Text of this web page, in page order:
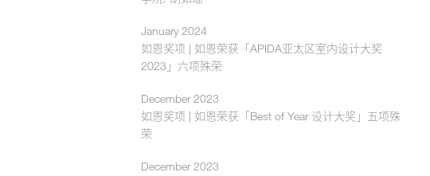
January 2024
如恩奖项 | 如恩荣获「APIDA亚太区室内设计大奖
2023」六项殊荣
December 2023
如恩奖项 | 如恩荣获「Best of Year 设计大奖」五项殊
荣
December 2023